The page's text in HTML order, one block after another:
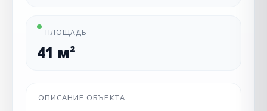
ПЛОЩАДЬ
41 м²
ОПИСАНИЕ ОБЪЕКТА